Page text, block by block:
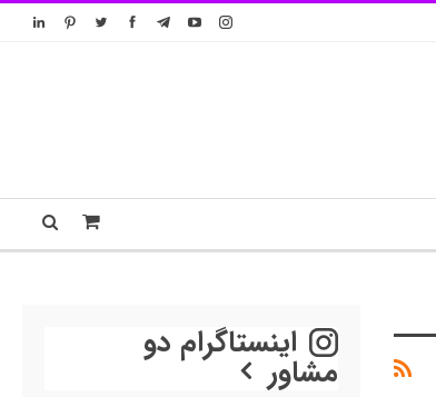
اینستاگرام دو
مشاور